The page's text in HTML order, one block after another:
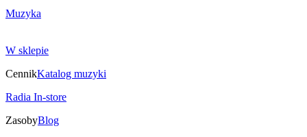
Muzyka
W sklepie
CennikKatalog muzyki
Radia In-store
ZasobyBlog